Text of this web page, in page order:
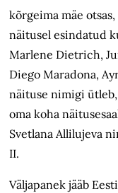
kõrgeima mäe
näitusel esindatud
Marlene Dietrich,
Diego Maradona,
näituse nimigi
oma koha
Svetlana Allilujeva
II.
Väljapanek jääb